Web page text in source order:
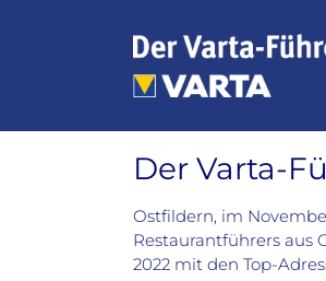
Der Varta-
Ostfildern, im
Restaurantführers aus
2022 mit den Top-